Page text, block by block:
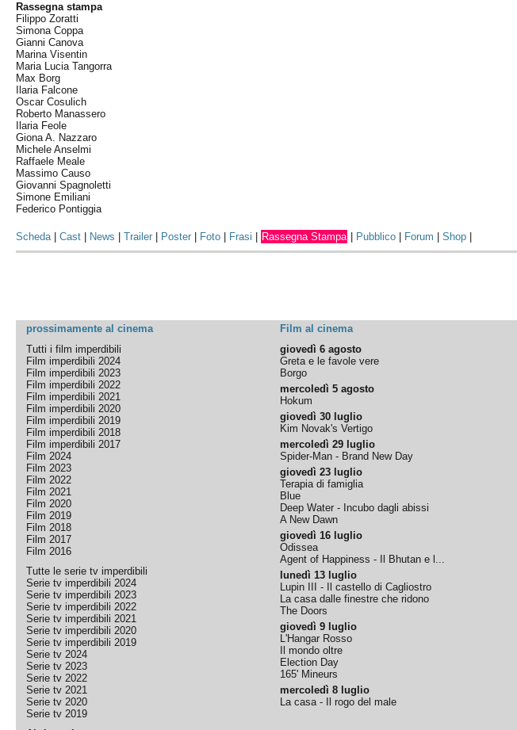
Rassegna stampa
Filippo Zoratti
Simona Coppa
Gianni Canova
Marina Visentin
Maria Lucia Tangorra
Max Borg
Ilaria Falcone
Oscar Cosulich
Roberto Manassero
Ilaria Feole
Giona A. Nazzaro
Michele Anselmi
Raffaele Meale
Massimo Causo
Giovanni Spagnoletti
Simone Emiliani
Federico Pontiggia
Scheda|Cast News |Trailer Poster Foto Frasi Rassegna Stampa Pubblico Forum |Shop
prossimamente al cinema Film al cinema
Tutti i film imperdibili
Film imperdibili 2024
Film imperdibili 2023
Film imperdibili 2022
Film imperdibili 2021
Film imperdibili 2020
Film imperdibili 2019
Film imperdibili 2018
Film imperdibili 2017
Film 2024
Film 2023
Film 2022
Film 2021
Film 2020
Film 2019
Film 2018
Film 2017
Film 2016
Tutte le serie tv imperdibili
Serie tv imperdibili 2024
Serie tv imperdibili 2023
Serie tv imperdibili 2022
Serie tv imperdibili 2021
Serie tv imperdibili 2020
Serie tv imperdibili 2019
Serie tv 2024
Serie tv 2023
Serie tv 2022
Serie tv 2021
Serie tv 2020
Serie tv 2019
giovedì 6 agosto
Greta e le favole vere
Borgo
mercoledì 5 agosto
Hokum
giovedì 30 luglio
Kim Novak's Vertigo
mercoledì 29 luglio
Spider-Man - Brand New Day
giovedì 23 luglio
Terapia di famiglia
Blue
Deep Water - Incubo dagli abissi
A New Dawn
giovedì 16 luglio
Odissea
Agent of Happiness - Il Bhutan e l...
lunedì 13 luglio
Lupin III - Il castello di Cagliostro
La casa dalle finestre che ridono
The Doors
giovedì 9 luglio
L'Hangar Rosso
Il mondo oltre
Election Day
165' Mineurs
mercoledì 8 luglio
La casa - Il rogo del male